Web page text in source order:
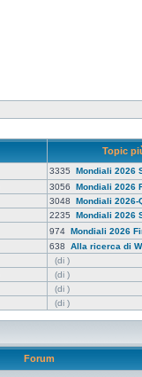
Topic
3335 Mondiali 2026
3056 Mondiali 2026
3048 Mondiali 2026-
2235 Mondiali 2026
974 Mondiali 2026
638 Alla ricerca di
(di )
(di )
(di )
(di )
Forum